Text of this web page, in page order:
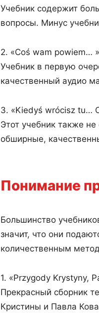
Учебник содержит
вопросы. Минус
2. «Coś wam powiem…
Учебник в первую
качественный аудио
3. «Kiedyś wrócisz tu…
Этот учебник также
обширные,
Понимание
Большинство
значит, что они
количественным
1. «Przygody Krystyny,
Прекрасный сборник
Кристины и Павла